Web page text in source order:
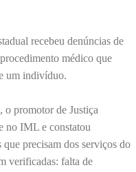
recebeu denúncias de
médico que
um indivíduo.
o promotor de Justiça
no IML e constatou
que precisam dos serviços do
verificadas: falta de